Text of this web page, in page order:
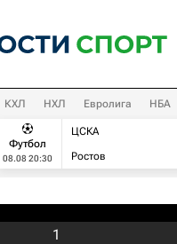
КХЛ НХЛ Евролига НБА
Футбол
08.08 20:30
ЦСКА
Ростов
1